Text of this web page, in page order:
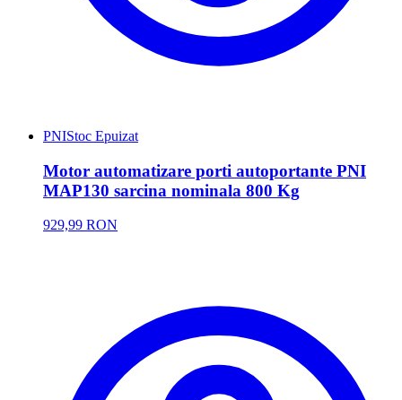
PNIStoc Epuizat
Motor automatizare porti autoportante PNI
MAP130 sarcina nominala 800 Kg
929,99 RON